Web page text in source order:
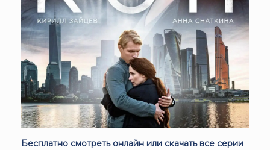
Бесплатно смотреть онлайн или скачать все серии